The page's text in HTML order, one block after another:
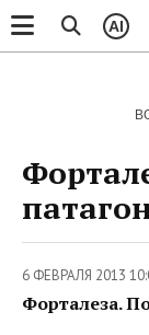
AI
6 ФЕВРАЛЯ 2013
Форталеза.